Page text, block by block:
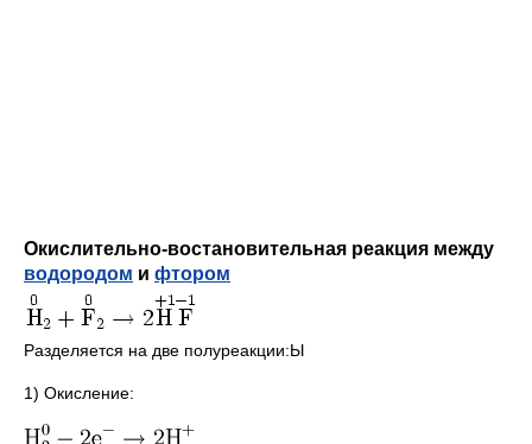
Окислительно-востановительная реакция между
водородом и фтором
Разделяется на две полуреакции:Ы
1) Окисление: